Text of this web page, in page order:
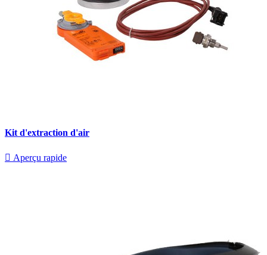
Kit d'extraction d'air
 Aperçu rapide